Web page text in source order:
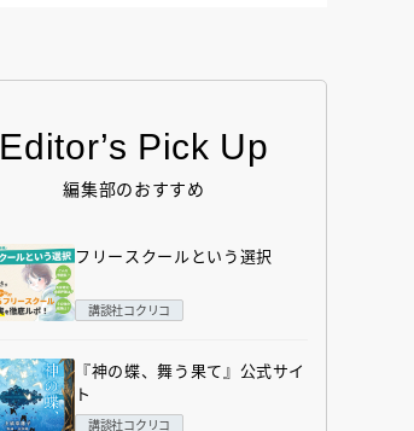
Editor’s Pick Up
編集部のおすすめ
フリースクールという選択
講談社コクリコ
『神の蝶、舞う果て』公式サイ
ト
講談社コクリコ